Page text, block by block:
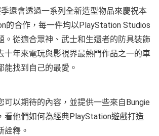
季還會透過一系列全新造型物品來慶祝本
的合作，每一件均以PlayStation Studios
。從適合眾神、武士和生還者的防具裝飾
十年來電玩與影視界最熱門作品之一的車
能找到自己的最愛。
可以期待的內容，並提供一些來自Bungie
看他們如何為經典PlayStation遊戲打造
詮釋。